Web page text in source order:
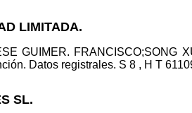
LIMITADA.
GUIMER. FRANCISCO;SONG
Datos registrales. S 8 , H T
SL.